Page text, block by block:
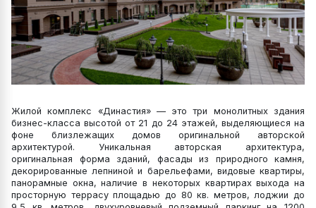
Жилой комплекс «Династия» — это три монолитных здания
бизнес-класса высотой от 21 до 24 этажей, выделяющиеся на
фоне близлежащих домов оригинальной авторской
архитектурой. Уникальная авторская архитектура,
оригинальная форма зданий, фасады из природного камня,
декорированные лепниной и барельефами, видовые квартиры,
панорамные окна, наличие в некоторых квартирах выхода на
просторную террасу площадью до 80 кв. метров, лоджии до